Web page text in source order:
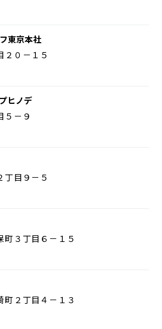
東京本社
２０－１５
ヒノデ
５－９
丁目９－５
町３丁目６－１５
町２丁目４－１３